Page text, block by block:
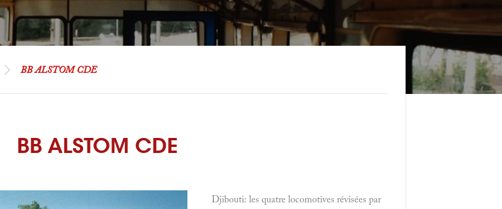
BB ALSTOM CDE
BB ALSTOM CDE
Djibouti: les quatre locomotives révisées par